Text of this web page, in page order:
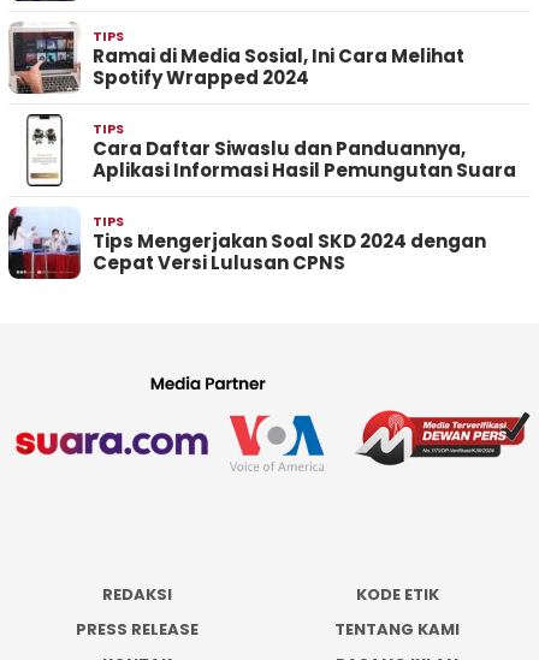
TIPS
Ramai di Media Sosial, Ini Cara Melihat
Spotify Wrapped 2024
TIPS
Cara Daftar Siwaslu dan Panduannya,
Aplikasi Informasi Hasil Pemungutan Suara
TIPS
Tips Mengerjakan Soal SKD 2024 dengan
Cepat Versi Lulusan CPNS
REDAKSI
KODE ETIK
PRESS RELEASE
TENTANG KAMI